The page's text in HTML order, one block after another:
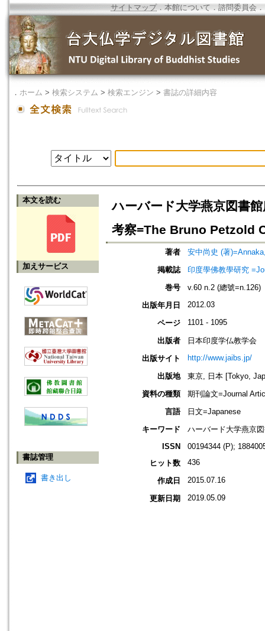
サイトマップ．本館について ． 諮問委員会 ．
． ホーム > 検索システム > 検索エンジン > 書誌の詳細内容
本文を読む
加えサービス
書誌管理
書き出し
ハーバード大学燕京図書
考察=The Bruno Petzold
著者
安中尚史 (著
掲載誌
印度學佛教學研究
巻号
v.60 n.2 (總號=n.126)
出版年月日
2012.03
ページ 1101 - 1095
出版者
日本印度学仏教学会
出版サイト
http://www.jaibs.jp/
出版地
東京, 日本 [Tokyo,
資料の種類
期刊論文=Journal
言語
日文=Japanese
キーワード
ハーバード大学燕京
ISSN
00194344 (P);
ヒット数
436
作成日 2015.07.16
更新日期 2019.05.09